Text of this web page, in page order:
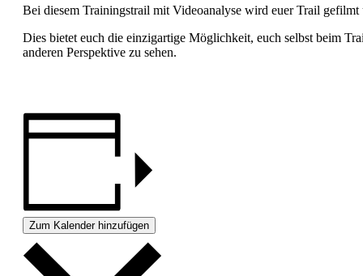
Bei diesem Trainingstrail mit Videoanalyse wird euer Trail gefilmt
Dies bietet euch die einzigartige Möglichkeit, euch selbst beim
anderen Perspektive zu sehen.
Zum Kalender hinzufügen